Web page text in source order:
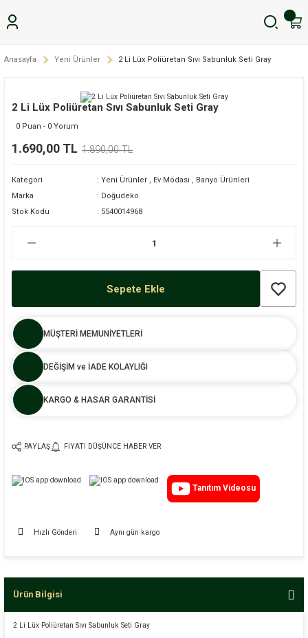
Anasayfa Yeni Ürünler 2 Li Lüx Poliüretan Sıvı Sabunluk Seti Gray
2 Li Lüx Poliüretan Sıvı Sabunluk Seti Gray
0 Puan - 0 Yorum
1.690,00 TL 1.890,00 TL
Kategori Yeni Ürünler , Ev Modası , Banyo Ürünleri
Marka
Doğudeko
Stok Kodu
5540014968
Sepete Ekle
MÜŞTERİ MEMUNİYETLERİ
DEĞİŞİM ve İADE KOLAYLIĞI
KARGO & HASAR GARANTİSİ
PAYLAŞ FIYATI DÜŞÜNCE HABER VER
Tanıtım Videosu
Hızlı Gönderi Aynı gün kargo
Ürün Bilgisi
2 Li Lüx Poliüretan Sıvı Sabunluk Seti Gray